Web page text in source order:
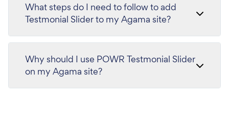
What steps do I need to follow to add
Testmonial Slider to my Agama site?
Why should I use POWR Testmonial Slider
on my Agama site?